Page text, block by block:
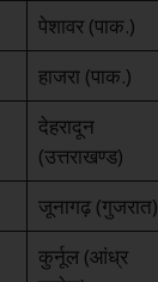
पेशावर (पाक.)
हाजरा (पाक.)
देहरादून
(उत्तराखण्ड)
जूनागढ़ (गुजरात)
कुर्नूल (आंध्र